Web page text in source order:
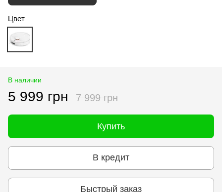
Цвет
В наличии
5 999 грн 7 999 грн
Купить
В кредит
Быстрый заказ